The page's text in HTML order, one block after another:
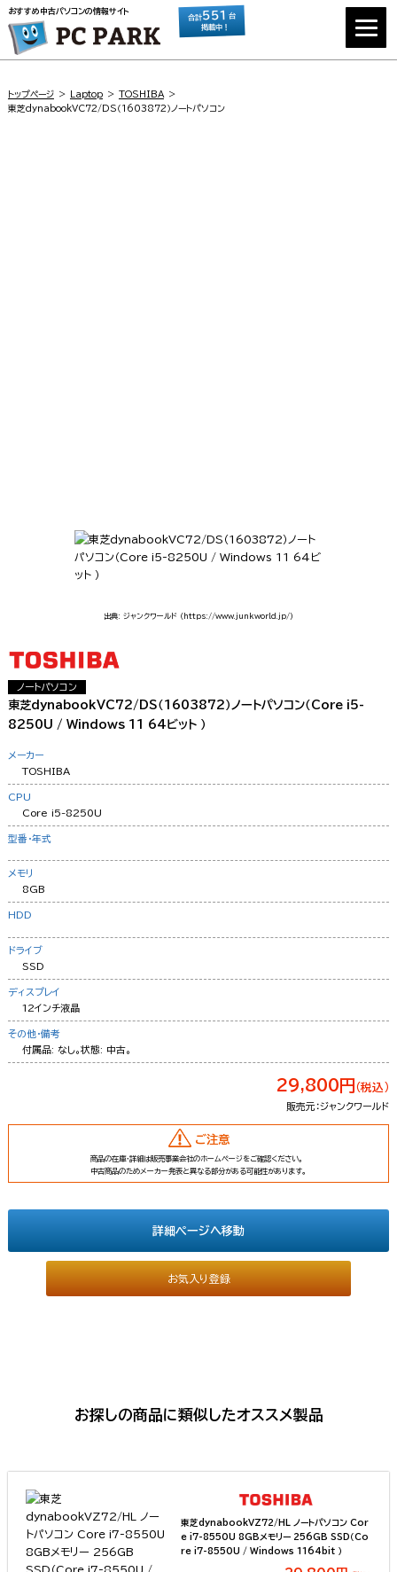
おすすめ中古パソコンの情報サイト
合計551 台
掲載中！
トップページ Laptop
TOSHIBA
東芝dynabookVC72/DS（1603872）ノートパソコン
出典: ジャンクワールド （https://www.junkworld.jp/）
ノートパソコン
東芝dynabookVC72/DS（1603872）ノートパソコン（Core i5-
8250U / Windows 11 64ビット ）
メーカー
TOSHIBA
CPU
Core i5-8250U
型番・年式
メモリ
8GB
HDD
ドライブ
SSD
ディスプレイ
12インチ液晶
その他・備考
付属品: なし。状態: 中古。
29,800円 （税込）
販売元：ジャンクワールド
ご注意
商品の在庫・詳細は販売事業会社のホームページをご確認ください。
中古商品のためメーカー発表と異なる部分がある可能性があります。
詳細ページへ移動
お気入り登録
お探しの商品に類似したオススメ製品
東芝dynabookVZ72/HL ノートパソコン Cor
e i7-8550U 8GBメモリー 256GB SSD（Co
re i7-8550U / Windows 1164bit ）